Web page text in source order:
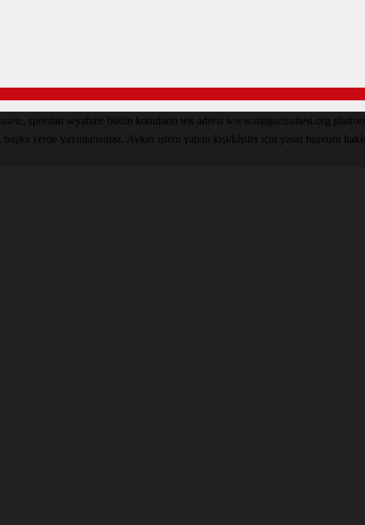
spordan seyahate bütün konuların tek adresi www.magazinsitesi.org
yerde yayınlanamaz. Aykırı işlem yapan kişi/kişiler için yasal başvuru